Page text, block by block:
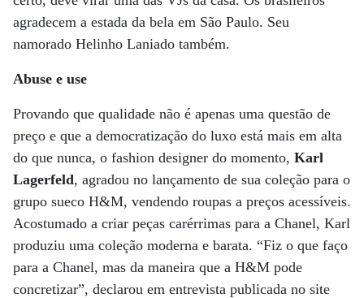
agradecem a estada da bela em São Paulo. Seu
namorado Helinho Laniado também.
Abuse e use
Provando que qualidade não é apenas uma questão de
preço e que a democratização do luxo está mais em alta
do que nunca, o fashion designer do momento, Karl
Lagerfeld, agradou no lançamento de sua coleção para o
grupo sueco H&M, vendendo roupas a preços acessíveis.
Acostumado a criar peças carérrimas para a Chanel, Karl
produziu uma coleção moderna e barata. “Fiz o que faço
para a Chanel, mas da maneira que a H&M pode
concretizar”, declarou em entrevista publicada no site